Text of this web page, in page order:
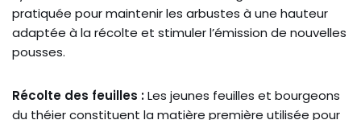
pratiquée pour maintenir les arbustes à une hauteur
adaptée à la récolte et stimuler l’émission de nouvelles
pousses.
Récolte des feuilles :Les jeunes feuilles et bourgeons
du théier constituent la matière première utilisée pour